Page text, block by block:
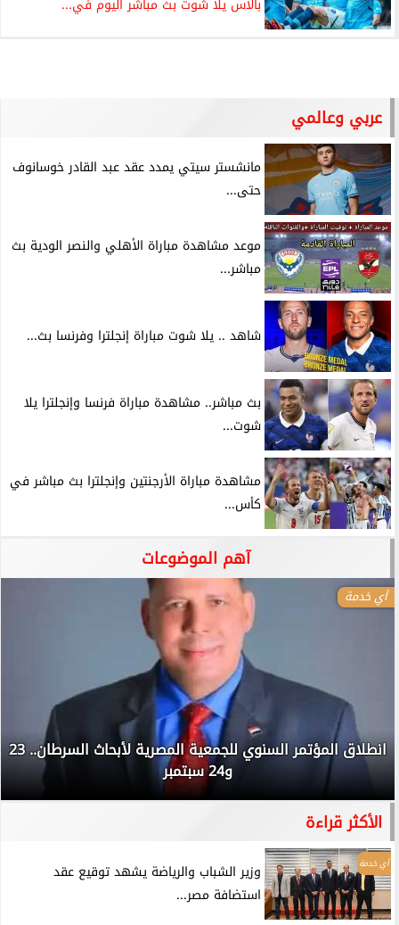
عربي وعالمي
مانشستر سيتي يمدد عقد عبد القادر خوسانوف
حتى...
موعد مشاهدة مباراة الأهلي والنصر الودية بث
مباشر...
شاهد .. يلا شوت مباراة إنجلترا وفرنسا بث...
بث مباشر.. مشاهدة مباراة فرنسا وإنجلترا يلا
شوت...
مشاهدة مباراة الأرجنتين وإنجلترا بث مباشر في
كأس...
آهم الموضوعات
أي خدمة
انطلاق المؤتمر السنوي للجمعية المصرية لأبحاث السرطان.. 23
و24 سبتمبر
الأكثر قراءة
أي خدمة
وزير الشباب والرياضة يشهد توقيع عقد
استضافة مصر...